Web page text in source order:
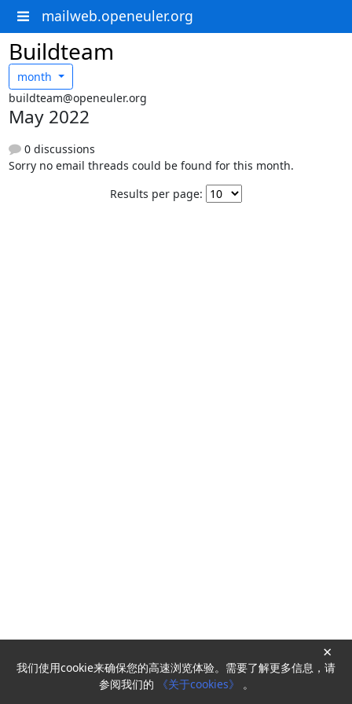
mailweb.openeuler.org
Buildteam
month
buildteam@openeuler.org
May 2022
0 discussions
Sorry no email threads could be found for this month.
Results per page:
Powered byHyperKitty
我们使用cookie来确保您的高速浏览体验。需要了解更多信息，请
参阅我们的
《关于cookies》 。
×